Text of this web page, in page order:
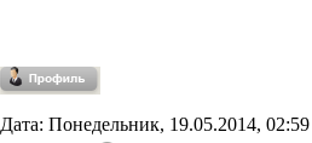
Дата: Понедельник, 19.05.2014,